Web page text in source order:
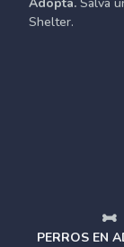
Shelter.
PERROS EN